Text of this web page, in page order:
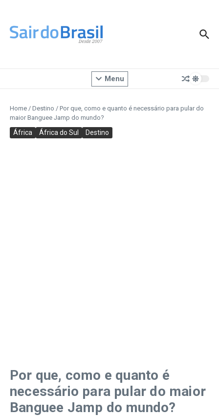
Menu
Home / Destino / Por que, como e quanto é necessário para pular do
maior Banguee Jamp do mundo?
África África do Sul Destino
Por que, como e quanto é
necessário para pular do maior
Banguee Jamp do mundo?